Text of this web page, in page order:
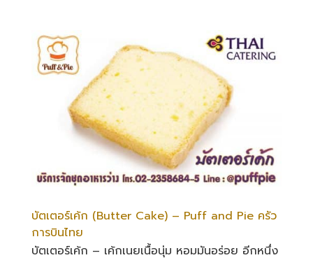
บัตเตอร์เค้ก (Butter Cake) – Puff and Pie ครัว
การบินไทย
บัตเตอร์เค้ก – เค้กเนยเนื้อนุ่ม หอมมันอร่อย อีกหนึ่ง